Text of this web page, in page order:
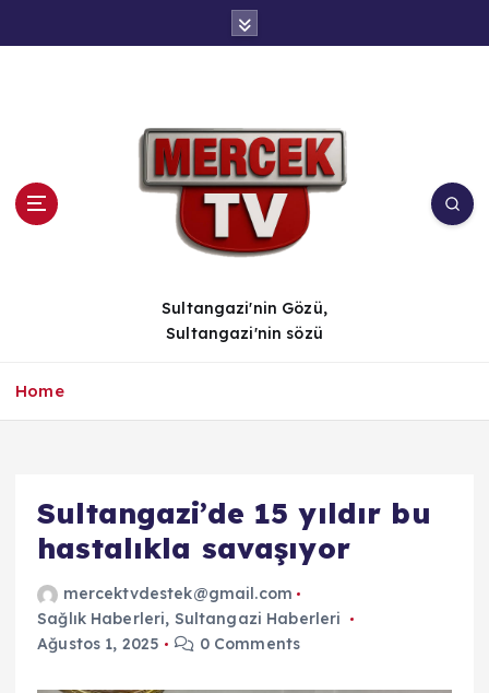
Sultangazi'nin Gözü,
Sultangazi'nin sözü
Home
Sultangazi’de 15 yıldır bu
hastalıkla savaşıyor
mercektvdestek@gmail.com
Sağlık Haberleri, Sultangazi Haberleri
Ağustos 1, 2025
0 Comments